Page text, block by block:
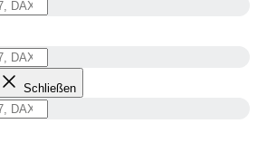
Schließen